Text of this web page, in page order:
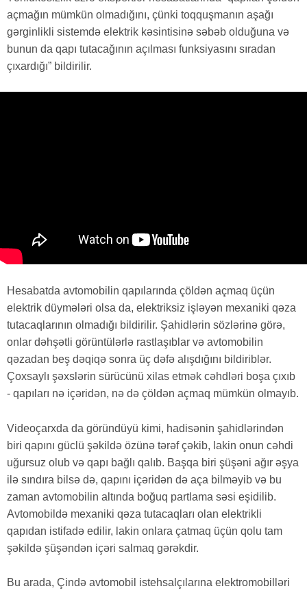
açmağın mümkün olmadığını, çünki toqquşmanın aşağı
gərginlikli sistemdə elektrik kəsintisinə səbəb olduğuna və
bunun da qapı tutacağının açılması funksiyasını sıradan
çıxardığı” bildirilir.
Hesabatda avtomobilin qapılarında çöldən açmaq üçün
elektrik düymələri olsa da, elektriksiz işləyən mexaniki qəza
tutacaqlarının olmadığı bildirilir. Şahidlərin sözlərinə görə,
onlar dəhşətli görüntülərlə rastlaşıblar və avtomobilin
qəzadan beş dəqiqə sonra üç dəfə alışdığını bildiriblər.
Çoxsaylı şəxslərin sürücünü xilas etmək cəhdləri boşa çıxıb
- qapıları nə içəridən, nə də çöldən açmaq mümkün olmayıb.
Videoçarxda da göründüyü kimi, hadisənin şahidlərindən
biri qapını güclü şəkildə özünə tərəf çəkib, lakin onun cəhdi
uğursuz olub və qapı bağlı qalıb. Başqa biri şüşəni ağır əşya
ilə sındıra bilsə də, qapını içəridən də aça bilməyib və bu
zaman avtomobilin altında boğuq partlama səsi eşidilib.
Avtomobildə mexaniki qəza tutacaqları olan elektrikli
qapıdan istifadə edilir, lakin onlara çatmaq üçün qolu tam
şəkildə şüşəndən içəri salmaq gərəkdir.
Bu arada, Çində avtomobil istehsalçılarına elektromobilləri